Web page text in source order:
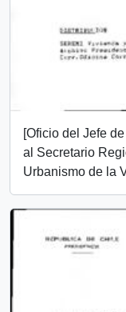
[Oficio del Jefe
al Secretario
Urbanismo de la